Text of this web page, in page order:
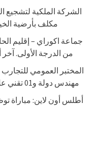
مكلف بأرضية الخيول.
من الدرجة الأولى. آخر أجل
مهندس دولة و01 تقني عالي. آخر أجل هو 02 يونيو 2023